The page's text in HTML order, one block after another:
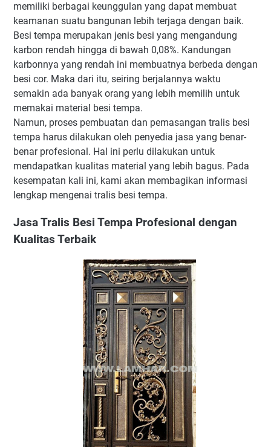
memiliki berbagai keunggulan yang dapat membuat
keamanan suatu bangunan lebih terjaga dengan baik.
Besi tempa merupakan jenis besi yang mengandung
karbon rendah hingga di bawah 0,08%. Kandungan
karbonnya yang rendah ini membuatnya berbeda dengan
besi cor. Maka dari itu, seiring berjalannya waktu
semakin ada banyak orang yang lebih memilih untuk
memakai material besi tempa.
Namun, proses pembuatan dan pemasangan tralis besi
tempa harus dilakukan oleh penyedia jasa yang benar-
benar profesional. Hal ini perlu dilakukan untuk
mendapatkan kualitas material yang lebih bagus. Pada
kesempatan kali ini, kami akan membagikan informasi
lengkap mengenai tralis besi tempa.
Jasa Tralis Besi Tempa Profesional dengan
Kualitas Terbaik